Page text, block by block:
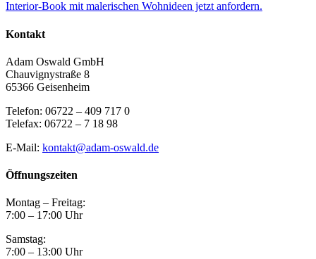
Interior-Book mit malerischen Wohnideen jetzt anfordern.
Kontakt
Adam Oswald GmbH
Chauvignystraße 8
65366 Geisenheim
Telefon: 06722 – 409 717 0
Telefax: 06722 – 7 18 98
E-Mail: kontakt@adam-oswald.de
Öffnungszeiten
Montag – Freitag:
7:00 – 17:00 Uhr
Samstag:
7:00 – 13:00 Uhr